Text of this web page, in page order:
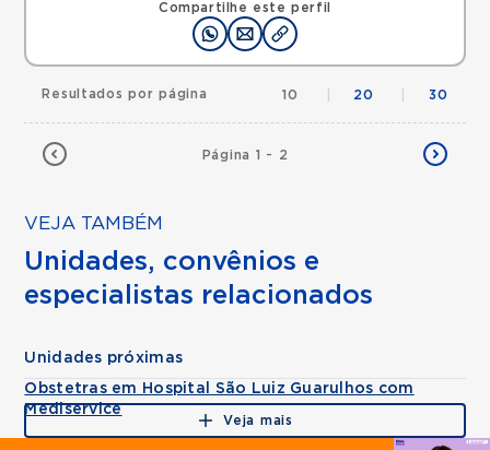
Compartilhe este perfil
Página 1 - 2
Resultados por página 10 20 30
VEJA TAMBÉM
Unidades, convênios e
especialistas relacionados
Unidades próximas
Obstetras em Hospital São Luiz Guarulhos com
Mediservice
Veja mais